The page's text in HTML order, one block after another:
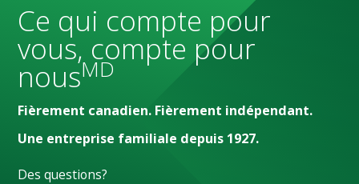
Ce qui compte pour
vous, compte pour
nousMD
Fièrement canadien. Fièrement indépendant.
Une entreprise familiale depuis 1927.
Des questions?